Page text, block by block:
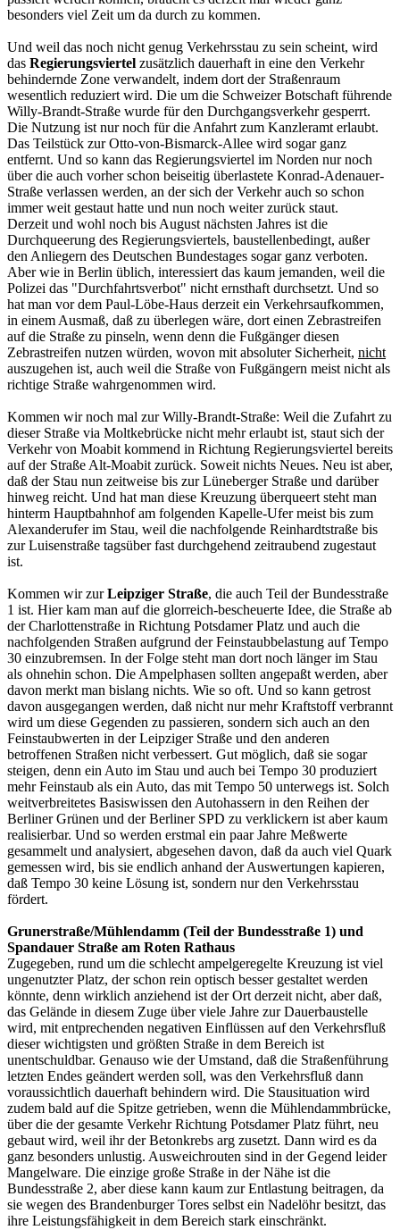
besonders viel Zeit um da durch zu kommen.
Und weil das noch nicht genug Verkehrsstau zu sein scheint, wird
das Regierungsviertel zusätzlich dauerhaft in eine den Verkehr
behindernde Zone verwandelt, indem dort der Straßenraum
wesentlich reduziert wird. Die um die Schweizer Botschaft führende
Willy-Brandt-Straße wurde für den Durchgangsverkehr gesperrt.
Die Nutzung ist nur noch für die Anfahrt zum Kanzleramt erlaubt.
Das Teilstück zur Otto-von-Bismarck-Allee wird sogar ganz
entfernt. Und so kann das Regierungsviertel im Norden nur noch
über die auch vorher schon beiseitig überlastete Konrad-Adenauer-
Straße verlassen werden, an der sich der Verkehr auch so schon
immer weit gestaut hatte und nun noch weiter zurück staut.
Derzeit und wohl noch bis August nächsten Jahres ist die
Durchqueerung des Regierungsviertels, baustellenbedingt, außer
den Anliegern des Deutschen Bundestages sogar ganz verboten.
Aber wie in Berlin üblich, interessiert das kaum jemanden, weil die
Polizei das "Durchfahrtsverbot" nicht ernsthaft durchsetzt. Und so
hat man vor dem Paul-Löbe-Haus derzeit ein Verkehrsaufkommen,
in einem Ausmaß, daß zu überlegen wäre, dort einen Zebrastreifen
auf die Straße zu pinseln, wenn denn die Fußgänger diesen
Zebrastreifen nutzen würden, wovon mit absoluter Sicherheit, nicht
auszugehen ist, auch weil die Straße von Fußgängern meist nicht als
richtige Straße wahrgenommen wird.
Kommen wir noch mal zur Willy-Brandt-Straße: Weil die Zufahrt zu
dieser Straße via Moltkebrücke nicht mehr erlaubt ist, staut sich der
Verkehr von Moabit kommend in Richtung Regierungsviertel bereits
auf der Straße Alt-Moabit zurück. Soweit nichts Neues. Neu ist aber,
daß der Stau nun zeitweise bis zur Lüneberger Straße und darüber
hinweg reicht. Und hat man diese Kreuzung überqueert steht man
hinterm Hauptbahnhof am folgenden Kapelle-Ufer meist bis zum
Alexanderufer im Stau, weil die nachfolgende Reinhardtstraße bis
zur Luisenstraße tagsüber fast durchgehend zeitraubend zugestaut
ist.
Kommen wir zurLeipziger Straße, die auch Teil der Bundesstraße
1 ist. Hier kam man auf die glorreich-bescheuerte Idee, die Straße ab
der Charlottenstraße in Richtung Potsdamer Platz und auch die
nachfolgenden Straßen aufgrund der Feinstaubbelastung auf Tempo
30 einzubremsen. In der Folge steht man dort noch länger im Stau
als ohnehin schon. Die Ampelphasen sollten angepaßt werden, aber
davon merkt man bislang nichts. Wie so oft. Und so kann getrost
davon ausgegangen werden, daß nicht nur mehr Kraftstoff verbrannt
wird um diese Gegenden zu passieren, sondern sich auch an den
Feinstaubwerten in der Leipziger Straße und den anderen
betroffenen Straßen nicht verbessert. Gut möglich, daß sie sogar
steigen, denn ein Auto im Stau und auch bei Tempo 30 produziert
mehr Feinstaub als ein Auto, das mit Tempo 50 unterwegs ist. Solch
weitverbreitetes Basiswissen den Autohassern in den Reihen der
Berliner Grünen und der Berliner SPD zu verklickern ist aber kaum
realisierbar. Und so werden erstmal ein paar Jahre Meßwerte
gesammelt und analysiert, abgesehen davon, daß da auch viel Quark
gemessen wird, bis sie endlich anhand der Auswertungen kapieren,
daß Tempo 30 keine Lösung ist, sondern nur den Verkehrsstau
fördert.
Grunerstraße/Mühlendamm (Teil der Bundesstraße 1) und
Spandauer Straße am Roten Rathaus
Zugegeben, rund um die schlecht ampelgeregelte Kreuzung ist viel
ungenutzter Platz, der schon rein optisch besser gestaltet werden
könnte, denn wirklich anziehend ist der Ort derzeit nicht, aber daß,
das Gelände in diesem Zuge über viele Jahre zur Dauerbaustelle
wird, mit entprechenden negativen Einflüssen auf den Verkehrsfluß
dieser wichtigsten und größten Straße in dem Bereich ist
unentschuldbar. Genauso wie der Umstand, daß die Straßenführung
letzten Endes geändert werden soll, was den Verkehrsfluß dann
voraussichtlich dauerhaft behindern wird. Die Stausituation wird
zudem bald auf die Spitze getrieben, wenn die Mühlendammbrücke,
über die der gesamte Verkehr Richtung Potsdamer Platz führt, neu
gebaut wird, weil ihr der Betonkrebs arg zusetzt. Dann wird es da
ganz besonders unlustig. Ausweichrouten sind in der Gegend leider
Mangelware. Die einzige große Straße in der Nähe ist die
Bundesstraße 2, aber diese kann kaum zur Entlastung beitragen, da
sie wegen des Brandenburger Tores selbst ein Nadelöhr besitzt, das
ihre Leistungsfähigkeit in dem Bereich stark einschränkt.